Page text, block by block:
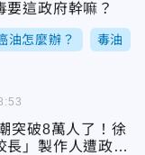
要這政府幹嘛？
油怎麼辦？ 毒油
突破8萬人了！徐
長」製作人遭政府